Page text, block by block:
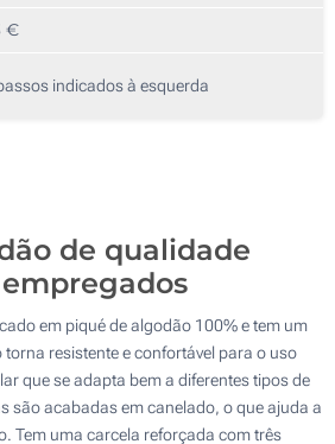
Calcular preço
€
indicados à esquerda
de qualidade
em piqué de algodão 100% e tem um
torna resistente e confortável para o uso
que se adapta bem a diferentes tipos de
são acabadas em canelado, o que ajuda a
Tem uma carcela reforçada com três